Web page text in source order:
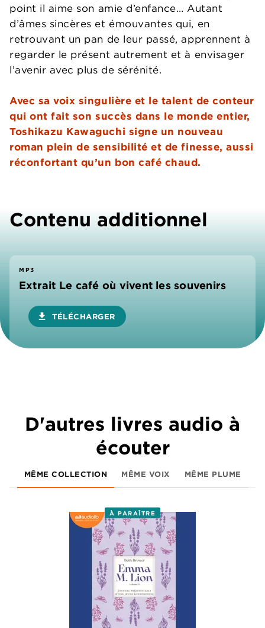
point il aime son amie d’enfance… Autant
d’âmes sincères et émouvantes qui, en
retrouvant un pan de leur passé, apprennent à
regarder le présent autrement et à envisager
l’avenir avec plus de sérénité.
Avec sa voix singulière et le talent de conteur
qui ont fait son succès dans le monde entier,
Toshikazu Kawaguchi signe un nouveau
roman plein de sensibilité et de finesse, aussi
réconfortant qu’un bon café chaud.
Contenu additionnel
MP3
Extrait Le café où vivent les souvenirs
download TÉLÉCHARGER
D'autres livres audio à
écouter
MÊME COLLECTION MÊME VOIX MÊME PLUME
À PARAÎTRE